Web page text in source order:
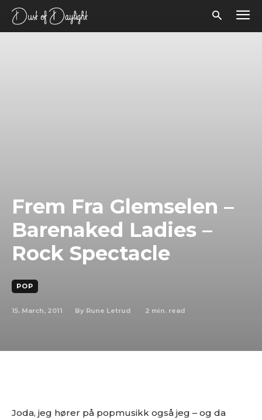
Frem Fra Glemselen –
Barenaked Ladies –
Rock Spectacle
POP
15. March, 2011 By Rune Letrud 2 min. read
Joda, jeg hører på popmusikk også jeg – og da